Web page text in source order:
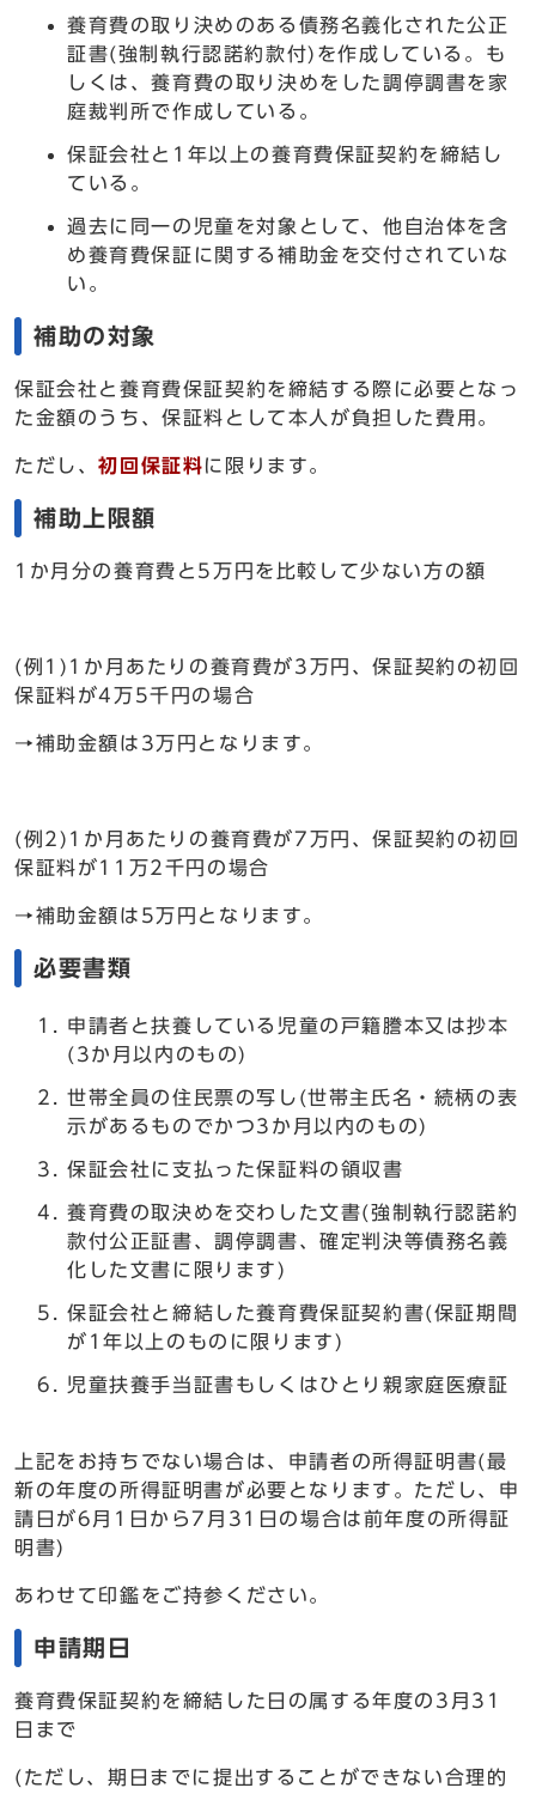
養育費の取り決めのある債務名義化された公正
証書(強制執行認諾約款付)を作成している。も
しくは、養育費の取り決めをした調停調書を家
庭裁判所で作成している。
保証会社と1年以上の養育費保証契約を締結し
ている。
過去に同一の児童を対象として、他自治体を含
め養育費保証に関する補助金を交付されていな
い。
補助の対象
保証会社と養育費保証契約を締結する際に必要となっ
た金額のうち、保証料として本人が負担した費用。
ただし、初回保証料に限ります。
補助上限額
1か月分の養育費と5万円を比較して少ない方の額
(例1)1か月あたりの養育費が3万円、保証契約の初回
保証料が4万5千円の場合
→補助金額は3万円となります。
(例2)1か月あたりの養育費が7万円、保証契約の初回
保証料が11万2千円の場合
→補助金額は5万円となります。
必要書類
申請者と扶養している児童の戸籍謄本又は抄本
(3か月以内のもの)
世帯全員の住民票の写し(世帯主氏名・続柄の表
示があるものでかつ3か月以内のもの)
保証会社に支払った保証料の領収書
養育費の取決めを交わした文書(強制執行認諾約
款付公正証書、調停調書、確定判決等債務名義
化した文書に限ります)
保証会社と締結した養育費保証契約書(保証期間
が1年以上のものに限ります)
児童扶養手当証書もしくはひとり親家庭医療証
上記をお持ちでない場合は、申請者の所得証明書(最
新の年度の所得証明書が必要となります。ただし、申
請日が6月1日から7月31日の場合は前年度の所得証
明書)
あわせて印鑑をご持参ください。
申請期日
養育費保証契約を締結した日の属する年度の3月31
日まで
(ただし、期日までに提出することができない合理的